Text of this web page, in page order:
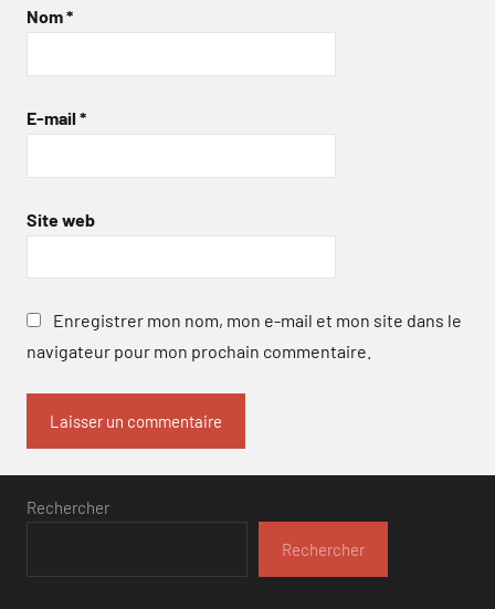
Nom*
E-mail *
Site web
Enregistrer mon nom, mon e-mail et mon site dans le
navigateur pour mon prochain commentaire.
Rechercher
Rechercher